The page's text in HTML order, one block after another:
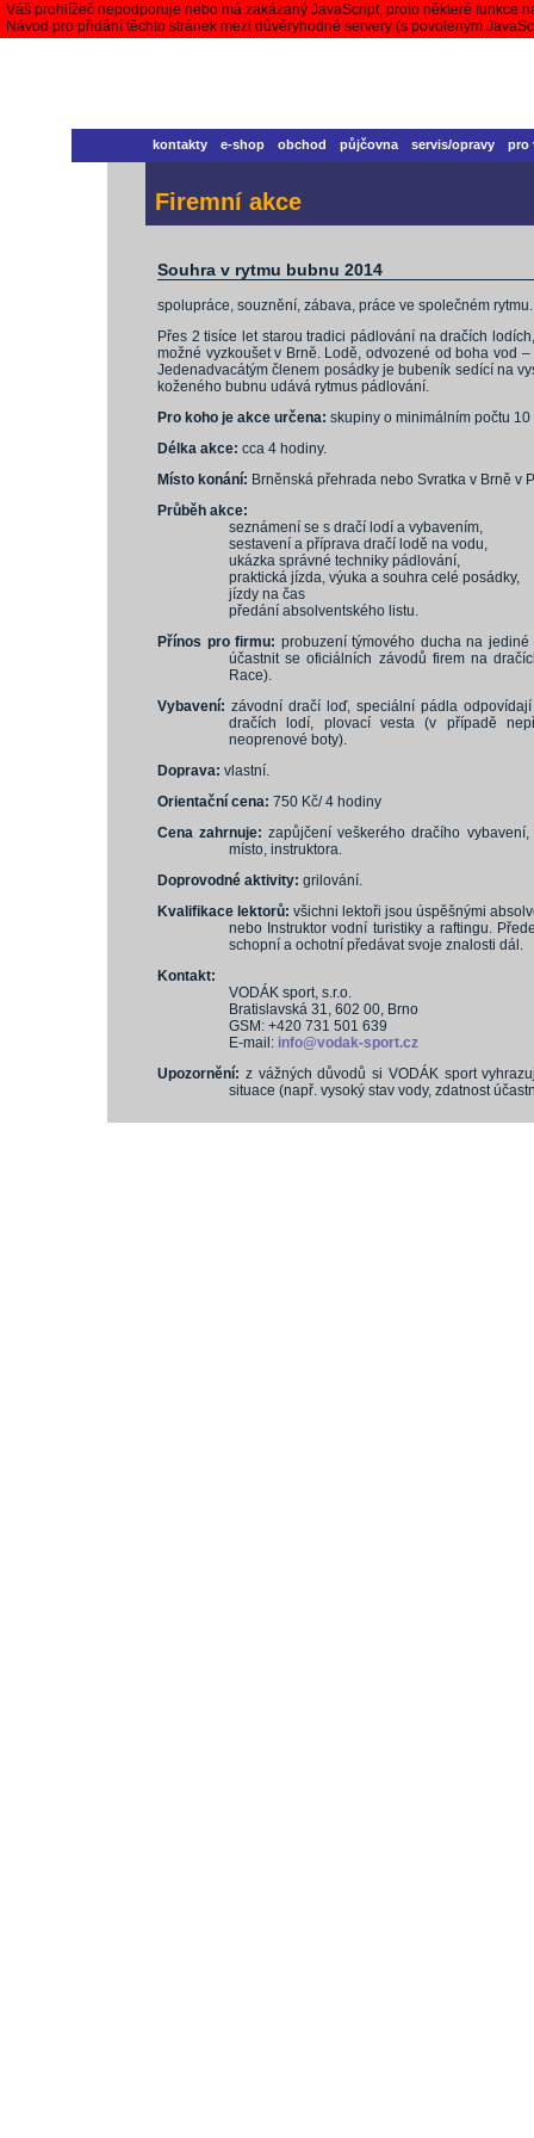
Váš prohlížeč nepodporuje nebo má zakázaný JavaScript, proto některé funkce
Návod pro přidání těchto stránek mezi důvěryhodné servery (s povoleným
kontakty e-shop obchod půjčovna servis/opravy pro
Firemní akce
Souhra v rytmu bubnu 2014
spolupráce, souznění, zábava, práce ve společném rytmu.
Přes 2 tisíce let starou tradici pádlování na dračích
možné vyzkoušet v Brně. Lodě, odvozené od boha vod
Jedenadvacátým členem posádky je bubeník sedící na
koženého bubnu udává rytmus pádlování.
Pro koho je akce určena: skupiny o minimálním počtu
Délka akce: cca 4 hodiny.
Místo konání: Brněnská přehrada nebo Svratka v Brně v
Průběh akce:
seznámení se s dračí lodí a vybavením,
sestavení a příprava dračí lodě na vodu,
ukázka správné techniky pádlování,
praktická jízda, výuka a souhra celé posádky,
jízdy na čas
předání absolventského listu.
Přínos pro firmu: probuzení týmového ducha na
účastnit se oficiálních závodů firem na
Race).
Vybavení: závodní dračí loď, speciální pádla
dračích lodí, plovací vesta (v případě
neoprenové boty).
Doprava: vlastní.
Orientační cena: 750 Kč/ 4 hodiny
Cena zahrnuje: zapůjčení veškerého dračího
místo, instruktora.
Doprovodné aktivity: grilování.
Kvalifikace lektorů: všichni lektoři jsou úspěšnými
nebo Instruktor vodní turistiky a raftingu.
schopní a ochotní předávat svoje znalosti dál.
Kontakt:
VODÁK sport, s.r.o.
Bratislavská 31, 602 00, Brno
GSM: +420 731 501 639
E-mail: info@vodak-sport.cz
Upozornění: z vážných důvodů si VODÁK sport
situace (např. vysoký stav vody, zdatnost